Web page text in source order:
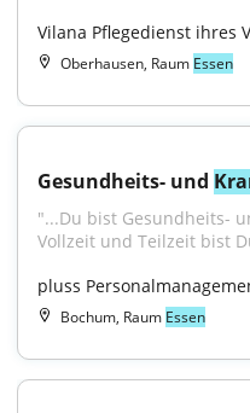
Vilana Pflegedienst ihres
Oberhausen, Raum Essen
Gesundheits- und
"...Du bist Gesundheits-
Vollzeit und Teilzeit bist
pluss
Bochum, Raum Essen